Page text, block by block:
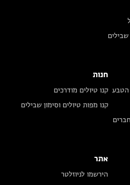
שבילים
הטבע
חנות
קנו טיולים מודרכים
קנו מפות טיולים וסימון שבילים
אתר
הירשמו לניוזלטר